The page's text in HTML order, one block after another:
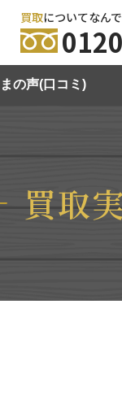
買取についてなん
の声(口コミ)
買取